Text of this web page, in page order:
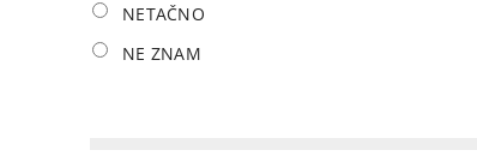
NETAČNO
NE ZNAM